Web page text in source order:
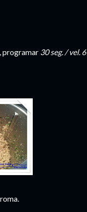
programar 30 seg. / vel. 6